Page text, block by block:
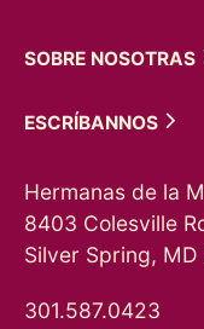
SOBRE NOSOTRAS
ESCRÍBANNOS
Hermanas de la
8403 Colesville
Silver Spring, MD
301.587.0423